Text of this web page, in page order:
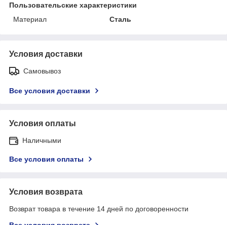
Пользовательские характеристики
Материал
Сталь
Условия доставки
Самовывоз
Все условия доставки
Условия оплаты
Наличными
Все условия оплаты
Условия возврата
Возврат товара в течение 14 дней по договоренности